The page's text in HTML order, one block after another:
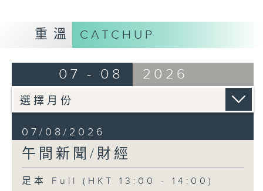
重溫 CATCHUP
07 - 08 2026
07/08/2026
午間新聞/財經
足本 Full (HKT 13:00 - 14:00)